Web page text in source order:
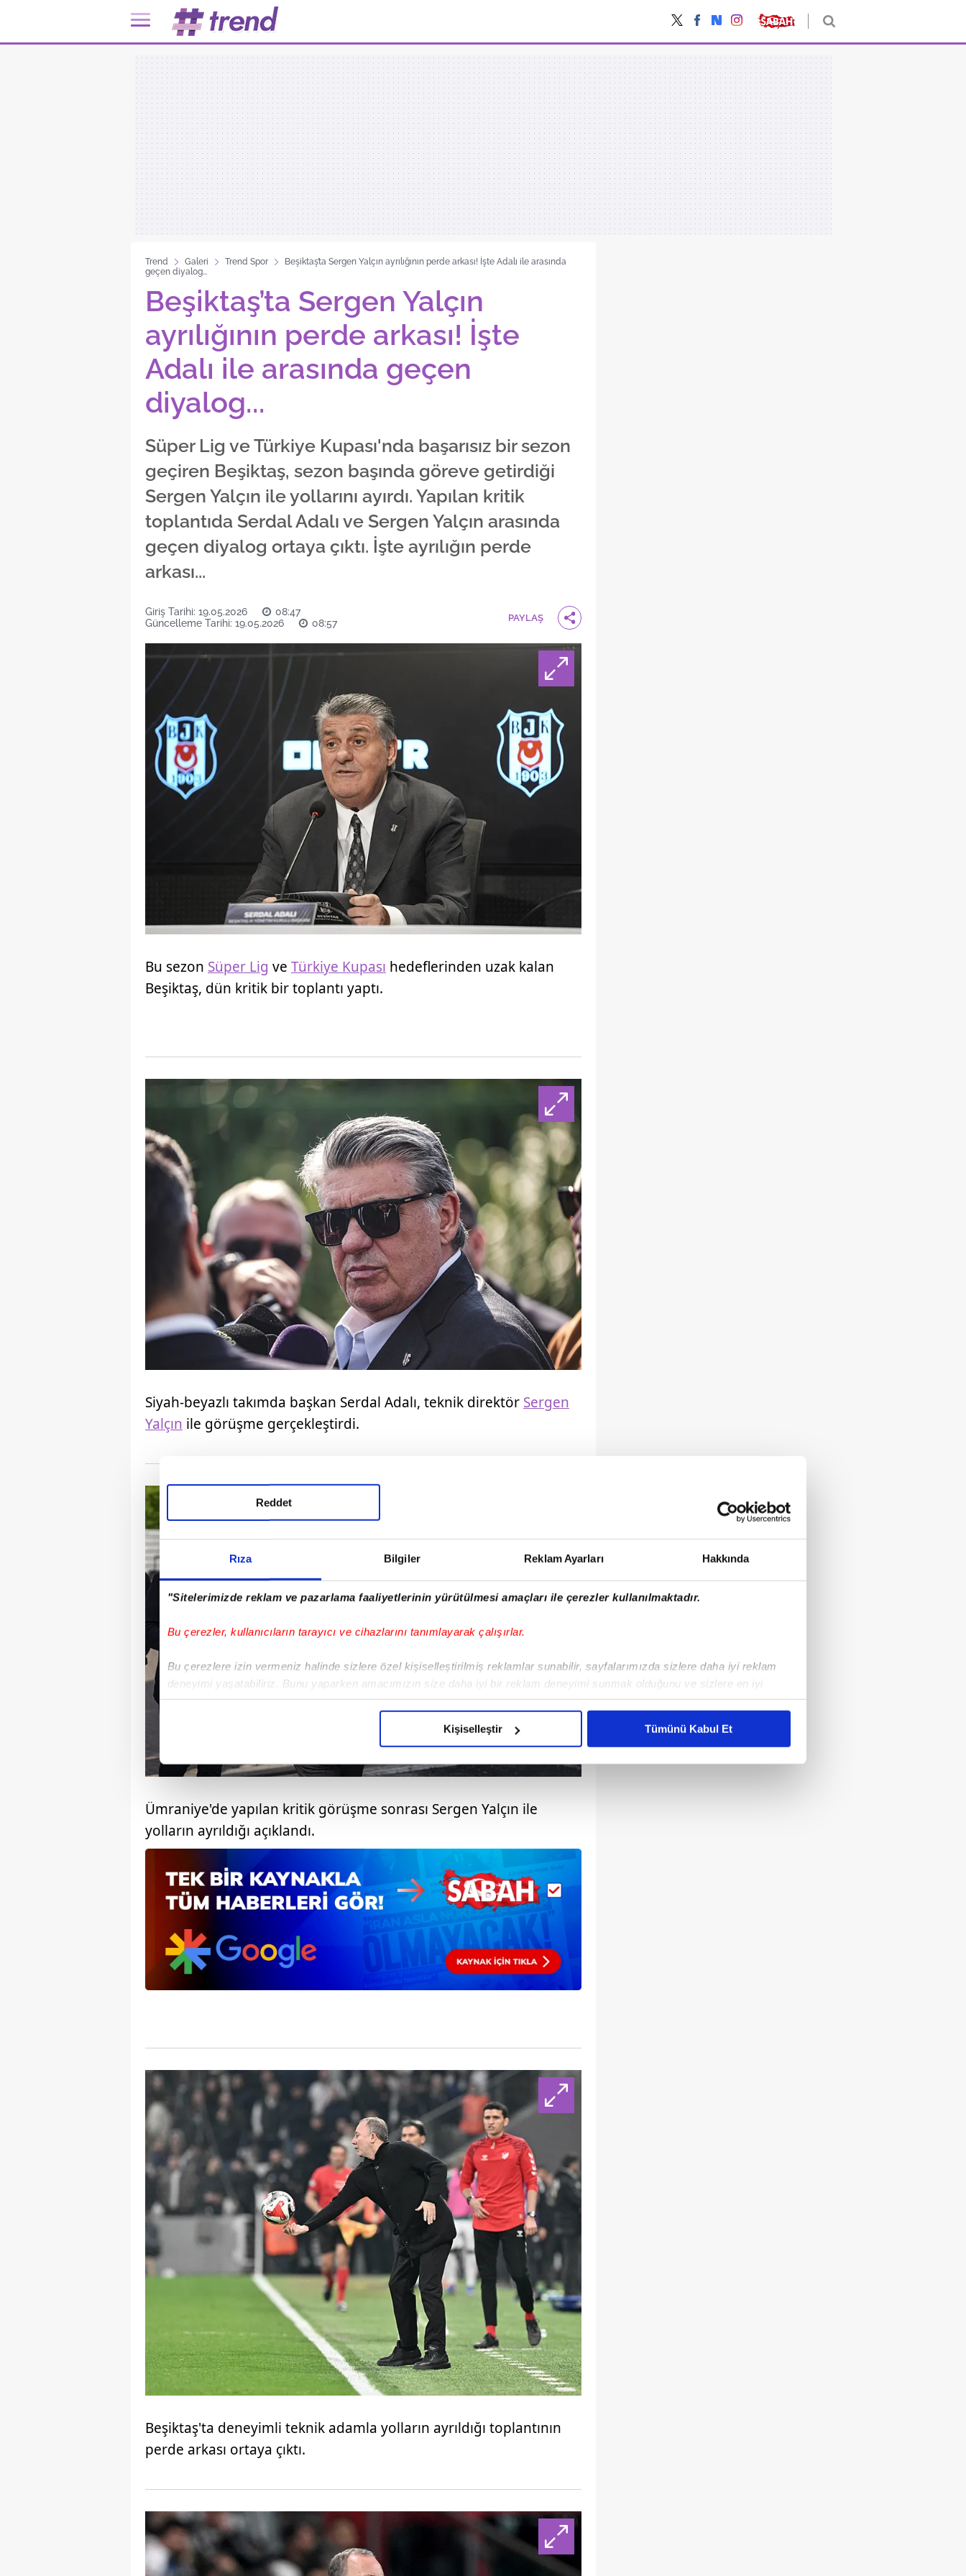
Rıza Bilgiler Reklam Ayarları Hakkında
"Sitelerimizde reklam ve pazarlama faaliyetlerinin yürütülmesi amaçları ile çerezler kullanılmaktadır.
Bu çerezler, kullanıcıların tarayıcı ve cihazlarını tanımlayarak çalışırlar.
Bu çerezlere izin vermeniz halinde sizlere özel kişiselleştirilmiş reklamlar sunabilir, sayfalarımızda sizlere daha iyi reklam
deneyimi yaşatabiliriz. Bunu yaparken amacımızın size daha iyi bir reklam deneyimi sunmak olduğunu ve sizlere en iyi
içerikleri sunabilmek adına elimizden gelen çabayı gösterdiğimizi ve bu noktada, reklamların maliyetlerimizi karşılamak
çerezler vasıtasıyla çeşitli kişisel verileriniz işlenmekte olup gerekli olan çerezler bilgi toplumu hizmetlerinin sunulması
amacıyla kullanılmaktadır. Diğer çerezler, sitemizin daha işlevsel kılınması ve kişiselleştirilmesi ve sizlere yönelik
reklam/pazarlama faaliyetlerinin yapılması, amaçlarıyla sınırlı olarak açık rızanız dahilinde kullanılacaktır.
Çerezlere ilişkin tercihlerinizi aşağıda yer alan panel vasıtasıyla belirleyebilirsiniz. Çerezlere ilişkin detaylı bilgi için Ayarlar
butonuna tıklayabilir, Çerez Bilgilendirme Metnimizi ziyaret edebilirsiniz.
6698 sayılı Kişisel Verilerin Korunması Kanunu uyarınca hazırlanmış Aydınlatma Metnimizi okumak ve sitemizde ilgili
mevzuata uygun olarak kullanılan çerezlerle ilgili bilgi almak için lütfen
tıklayınız
Reddet
Kişiselleştir Tümünü Kabul Et
Trend Galeri Trend Spor
Beşiktaş’ta Sergen Yalçın ayrılığının perde arkası! İşte Adalı ile arasında
geçen diyalog...
Beşiktaş’ta Sergen Yalçın
ayrılığının perde arkası! İşte
Adalı ile arasında geçen
diyalog...
Süper Lig ve Türkiye Kupası'nda başarısız bir sezon
geçiren Beşiktaş, sezon başında göreve getirdiği
Sergen Yalçın ile yollarını ayırdı. Yapılan kritik
toplantıda Serdal Adalı ve Sergen Yalçın arasında
geçen diyalog ortaya çıktı. İşte ayrılığın perde
arkası...
Giriş Tarihi: 19.05.2026
08:47
Güncelleme Tarihi: 19.05.2026
08:57 PAYLAŞ
Bu sezon Süper Lig ve Türkiye Kupası hedeflerinden uzak kalan
Beşiktaş, dün kritik bir toplantı yaptı.
Siyah-beyazlı takımda başkan Serdal Adalı, teknik direktör Sergen
Yalçın ile görüşme gerçekleştirdi.
Ümraniye'de yapılan kritik görüşme sonrası Sergen Yalçın ile
yolların ayrıldığı açıklandı.
Beşiktaş'ta deneyimli teknik adamla yolların ayrıldığı toplantının
perde arkası ortaya çıktı.